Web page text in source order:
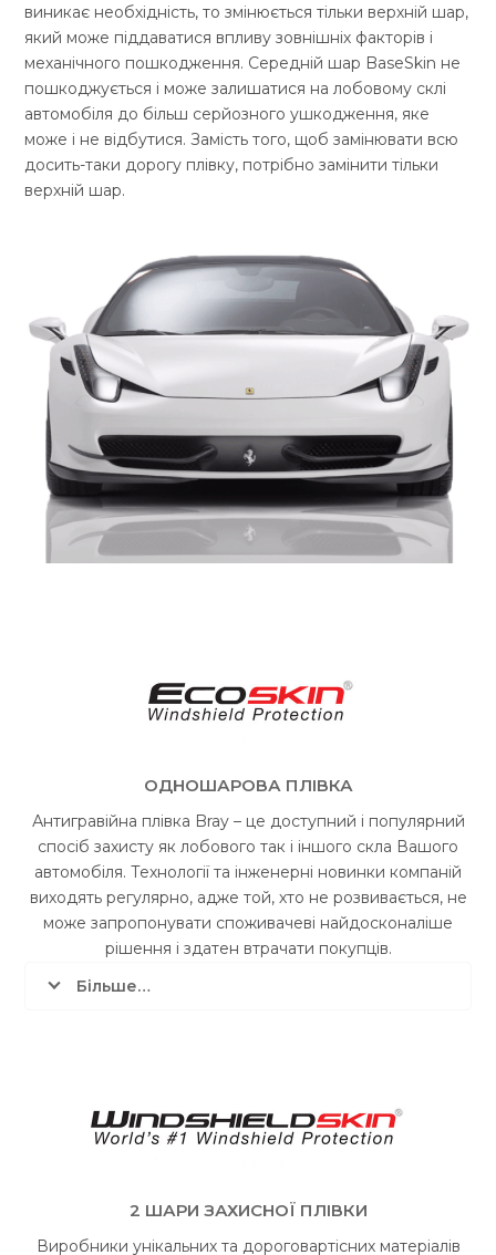
виникає необхідність, то змінюється тільки верхній шар,
який може піддаватися впливу зовнішніх факторів і
механічного пошкодження. Середній шар BaseSkin не
пошкоджується і може залишатися на лобовому склі
автомобіля до більш серйозного ушкодження, яке
може і не відбутися. Замість того, щоб замінювати всю
досить-таки дорогу плівку, потрібно замінити тільки
верхній шар.
ОДНОШАРОВА ПЛІВКА
Антигравійна плівка Bray – це доступний і популярний
спосіб захисту як лобового так і іншого скла Вашого
автомобіля. Технології та інженерні новинки компаній
виходять регулярно, адже той, хто не розвивається, не
може запропонувати споживачеві найдосконаліше
рішення і здатен втрачати покупців.
Більше…
2 ШАРИ ЗАХИСНОЇ ПЛІВКИ
Виробники унікальних та дороговартісних матеріалів